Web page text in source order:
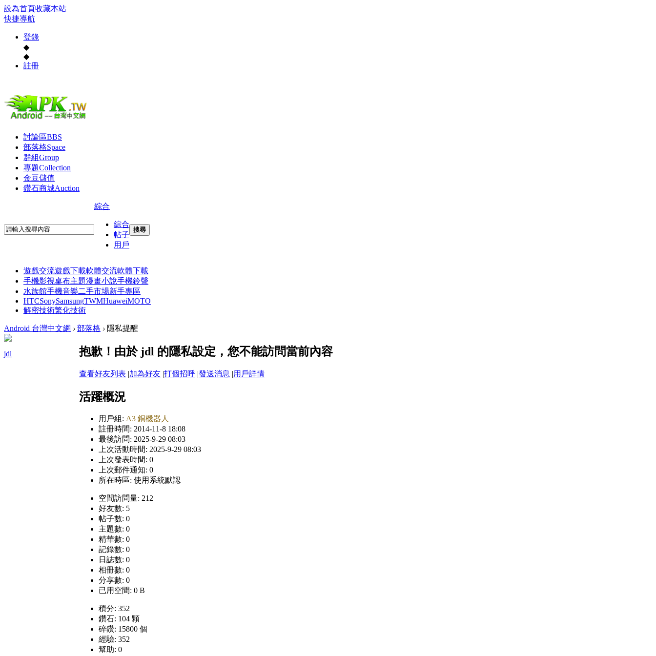
設為首頁收藏本站
快捷導航
登錄
◆
◆
註冊
討論區BBS
部落格Space
群組Group
專題Collection
金豆儲值
鑽石商城Auction
綜合
綜合
帖子
用戶
搜尋
遊戲交流遊戲下載軟體交流軟體下載
手機影視桌布主題漫畫小說手機鈴聲
水族館手機音樂二手市場新手專區
HTCSonySamsungTWMHuaweiMOTO
解密技術繁化技術
Android 台灣中文網 › 部落格 › 隱私提醒
jdl 抱歉！由於 jdl 的隱私設定，您不能訪問當前內容
查看好友列表 |加為好友 |打個招呼 |發送消息 |用戶詳情
活躍概況
用戶組: A3 銅機器人
註冊時間: 2014-11-8 18:08
最後訪問: 2025-9-29 08:03
上次活動時間: 2025-9-29 08:03
上次發表時間: 0
上次郵件通知: 0
所在時區: 使用系統默認
空間訪問量: 212
好友數: 5
帖子數: 0
主題數: 0
精華數: 0
記錄數: 0
日誌數: 0
相冊數: 0
分享數: 0
已用空間: 0 B
積分: 352
鑽石: 104 顆
碎鑽: 15800 個
經驗: 352
幫助: 0